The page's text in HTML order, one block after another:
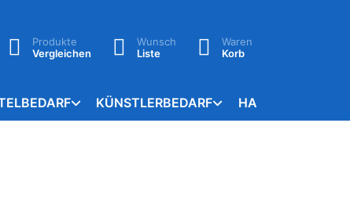
Produkte
Vergleichen
Wunsch
Liste
Waren
Korb
KÜNSTLERBEDARF